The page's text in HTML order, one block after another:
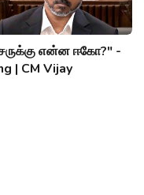
என்ன ஈகோ?" -
| CM Vijay